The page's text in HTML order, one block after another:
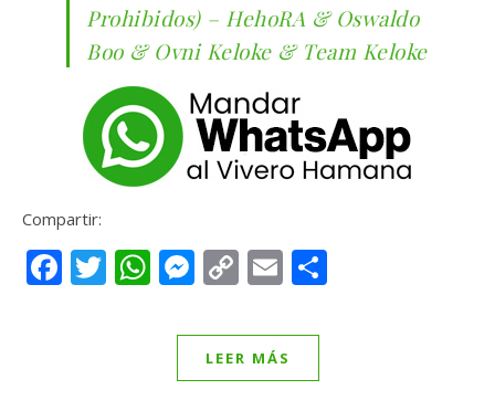
Prohibidos) – HehoRA & Oswaldo
Boo & Ovni Keloke & Team Keloke
Compartir:
Facebook
Twitter
WhatsApp
Messenger
CopyEmail
LEER MÁS